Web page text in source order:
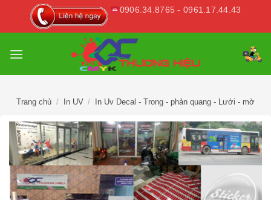
0906.34.8765 - 0961.17.44.43
Trang chủ / In UV / In Uv Decal - Trong - phản quang - Lưới - mờ